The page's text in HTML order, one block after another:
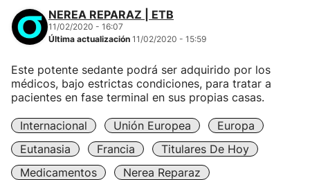
NEREA REPARAZ | ETB
11/02/2020 - 16:07
Última actualización 11/02/2020 - 15:59
Este potente sedante podrá ser adquirido por los
médicos, bajo estrictas condiciones, para tratar a
pacientes en fase terminal en sus propias casas.
Internacional Unión Europea
Europa
Eutanasia
Francia
Titulares De Hoy
Medicamentos
Nerea Reparaz